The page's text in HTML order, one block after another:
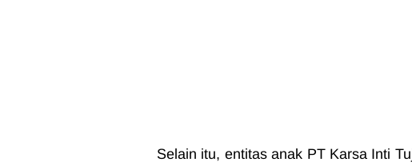
Selain itu, entitas anak PT Karsa Inti